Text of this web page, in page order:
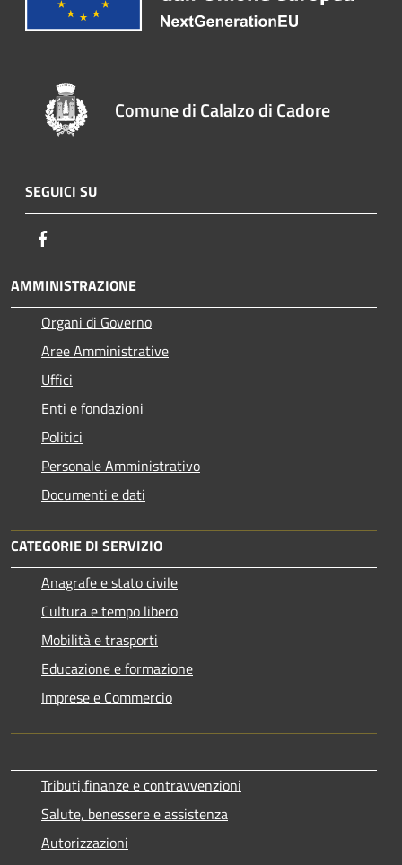
Comune di Calalzo di Cadore
SEGUICI SU
AMMINISTRAZIONE
Organi di Governo
Aree Amministrative
Uffici
Enti e fondazioni
Politici
Personale Amministrativo
Documenti e dati
CATEGORIE DI SERVIZIO
Anagrafe e stato civile
Cultura e tempo libero
Mobilità e trasporti
Educazione e formazione
Imprese e Commercio
Tributi,finanze e contravvenzioni
Salute, benessere e assistenza
Autorizzazioni